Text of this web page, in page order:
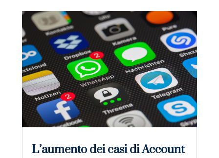
L’aumento dei casi di Account